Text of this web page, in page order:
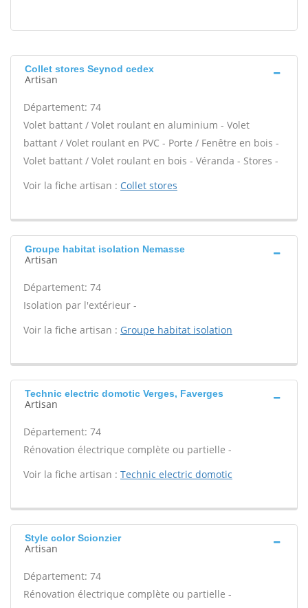
Collet stores Seynod cedex
Artisan
Département: 74
Volet battant / Volet roulant en aluminium - Volet
battant / Volet roulant en PVC - Porte / Fenêtre en bois -
Volet battant / Volet roulant en bois - Véranda - Stores -
Voir la fiche artisan : Collet stores
Groupe habitat isolation Nemasse
Artisan
Département: 74
Isolation par l'extérieur -
Voir la fiche artisan : Groupe habitat isolation
Technic electric domotic Verges, Faverges
Artisan
Département: 74
Rénovation électrique complète ou partielle -
Voir la fiche artisan : Technic electric domotic
Style color Scionzier
Artisan
Département: 74
Rénovation électrique complète ou partielle -